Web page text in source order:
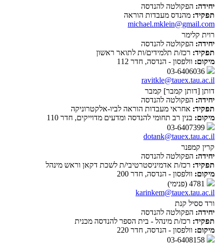
יחידה: הפקולטה להנדסה
תפקיד: מהנדס מעבדות הוראה
michael.mklein@gmail.com
רוית קלימר
יחידה: הפקולטה להנדסה
תפקיד: רכז/ת תלמידים/ות לתואר ראשון
מיקום: וולפסון - הנדסה, חדר 112
ravitkle@tauex.tau.ac.il
דותן [דותן קמבר] קמבר
יחידה: הפקולטה להנדסה
תפקיד: אחראי מעבדות הוראה לביו-אלקטרוניקה
מיקום: בנין רב תחומי להנדסה ומדעים מדוייקים, חדר 110
dotank@tauex.tau.ac.il
קרין קמפנר
יחידה: הפקולטה להנדסה
תפקיד: רכז/ת אדמיניסטרטיבי/ת לשכת דקאן וראש מינהל
מיקום: וולפסון - הנדסה, חדר 200
karinkem@tauex.tau.ac.il
ורד ססיל קנת
יחידה: הפקולטה להנדסה
תפקיד: רכז/ת מינהל - בית הספר להנדסה מכנית
מיקום: וולפסון - הנדסה, חדר 220